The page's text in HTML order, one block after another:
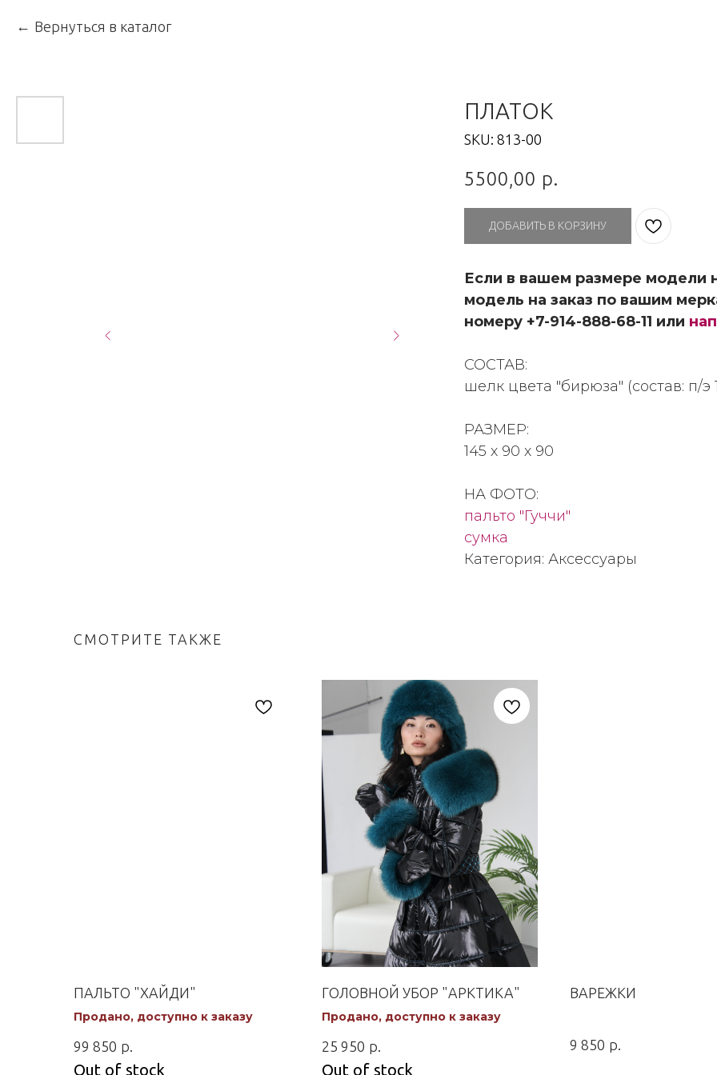
Вернуться в каталог
ПЛАТОК
SKU: 813-00
5500,00 р.
ДОБАВИТЬ В КОРЗИНУ
Если в вашем размере модели
модель на заказ по вашим
номеру +7-914-888-68-11 или
СОСТАВ:
шелк цвета "бирюза" (состав: п/э
РАЗМЕР:
145 х 90 х 90
НА ФОТО:
пальто "Гуччи"
сумка
Категория: Аксессуары
СМОТРИТЕ ТАКЖЕ
ПАЛЬТО "ХАЙДИ"
Продано, доступно к заказу
99 850 р.
Out of stock
ГОЛОВНОЙ УБОР "АРКТИКА"
Продано, доступно к заказу
25 950 р.
Out of stock
ВАРЕЖКИ
9 850 р.